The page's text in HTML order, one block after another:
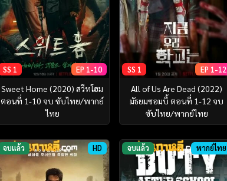
SS 1 EP 1-10
Sweet Home (2020) สวีทโฮม
ตอนที่ 1-10 จบ ซับไทย/พากย์
ไทย
SS 1 EP 1-12
All of Us Are Dead (2022)
มัธยมซอมบี้ ตอนที่ 1-12 จบ
ซับไทย/พากย์ไทย
จบแล้ว HD จบแล้ว พากย์ไทย